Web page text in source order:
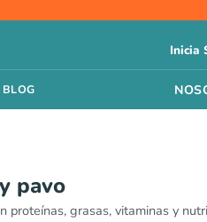
Inicia
BLOG
pavo
grasas, vitaminas y